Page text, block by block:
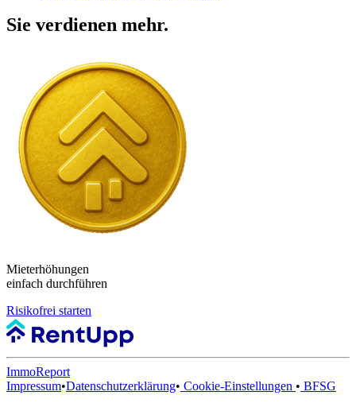
Sie verdienen mehr.
Mieterhöhungen
einfach durchführen
Risikofrei starten
ImmoReport
Impressum•Datenschutzerklärung• Cookie-Einstellungen • BFSG